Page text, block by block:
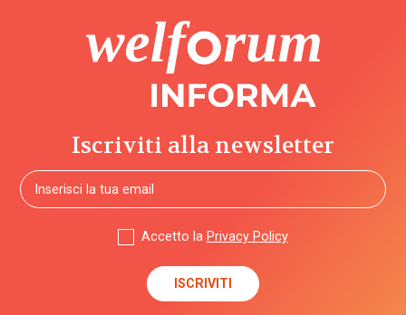
Iscriviti alla newsletter
Accetto la Privacy Policy